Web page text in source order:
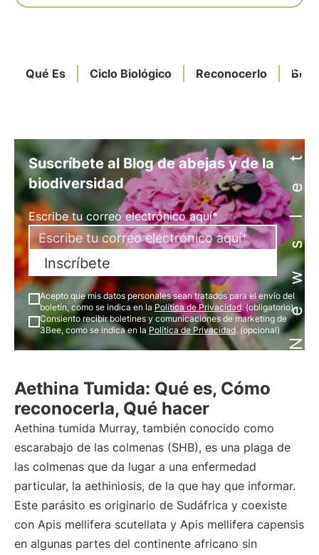
Qué Es Ciclo Biológico Reconocerlo Newsletter
Suscríbete al Blog de abejas y de la
biodiversidad
Escribe tu correo electrónico aquí*
Inscríbete
Acepto que mis datos personales sean tratados para el envío del
boletín, como se indica en la Política de Privacidad. (obligatorio)
Consiento recibir boletines y comunicaciones de marketing de
3Bee, como se indica en la Política de Privacidad. (opcional)
Aethina Tumida: Qué es, Cómo
reconocerla, Qué hacer
Aethina tumida Murray, también conocido como
escarabajo de las colmenas (SHB), es una plaga de
las colmenas que da lugar a una enfermedad
particular, la aethiniosis, de la que hay que informar.
Este parásito es originario de Sudáfrica y coexiste
con Apis mellifera scutellata y Apis mellifera capensis
en algunas partes del continente africano sin